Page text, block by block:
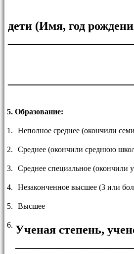
дети (Имя, год
5. Образование:
1. Неполное среднее (окончили
2. Среднее (окончили среднюю
3. Среднее специальное (окончили
4. Незаконченное высшее (3 или
5. Высшее
6. Ученая степень,